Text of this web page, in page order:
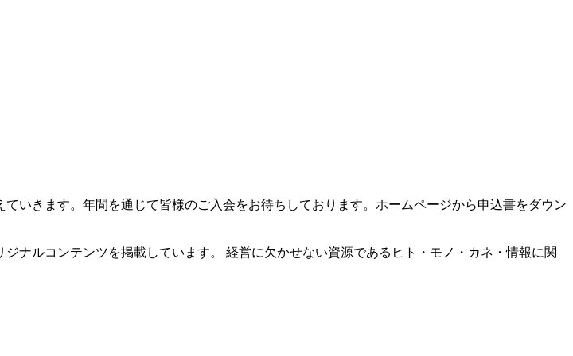
いきます。年間を通じて皆様のご入会をお待ちしております。ホームページから申込書をダウン
ナルコンテンツを掲載しています。 経営に欠かせない資源であるヒト・モノ・カネ・情報に関